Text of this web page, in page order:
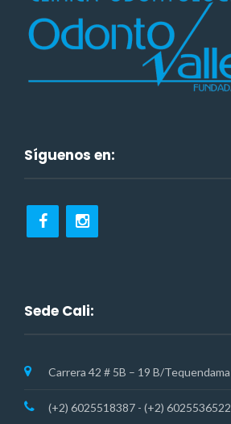
Síguenos en:
Sede Cali:
Carrera 42 # 5B – 19 B/Tequendama
(+2) 6025518387 - (+2) 6025536522